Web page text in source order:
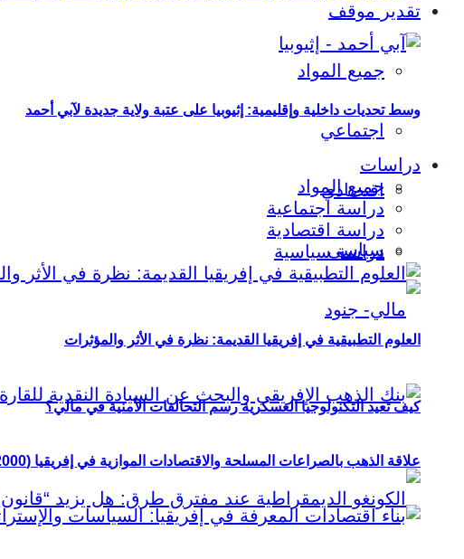
تقدير موقف
جميع المواد
اجتماعي
اقتصادي
سياسي
كيف تعيد التكنولوجيا العسكرية رسم التحالفات الأمنية في مالي؟
وسط تحديات داخلية وإقليمية: إثيوبيا على عتبة ولاية جديدة لآبي أحمد
دراسات
جميع المواد
دراسة اجتماعية
دراسة اقتصادية
دراسة سياسية
العلوم التطبيقية في إفريقيا القديمة: نظرة في الأثر والمؤثرات
علاقة الذهب بالصراعات المسلحة والاقتصادات الموازية في إفريقيا (2000–2026)